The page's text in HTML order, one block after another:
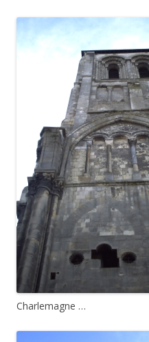
Charlemagne …